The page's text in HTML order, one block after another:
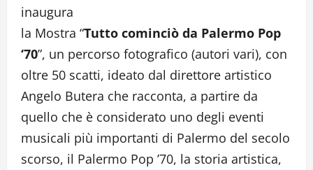
inaugura
la Mostra “Tutto cominciò da Palermo Pop
‘70”, un percorso fotografico (autori vari), con
oltre 50 scatti, ideato dal direttore artistico
Angelo Butera che racconta, a partire da
quello che è considerato uno degli eventi
musicali più importanti di Palermo del secolo
scorso, il Palermo Pop ’70, la storia artistica,